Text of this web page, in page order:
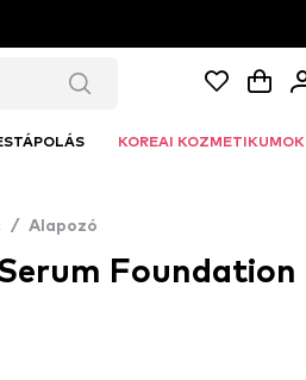
KOREAI KOZMETIKUMOK
/ Alapozó
Foundation